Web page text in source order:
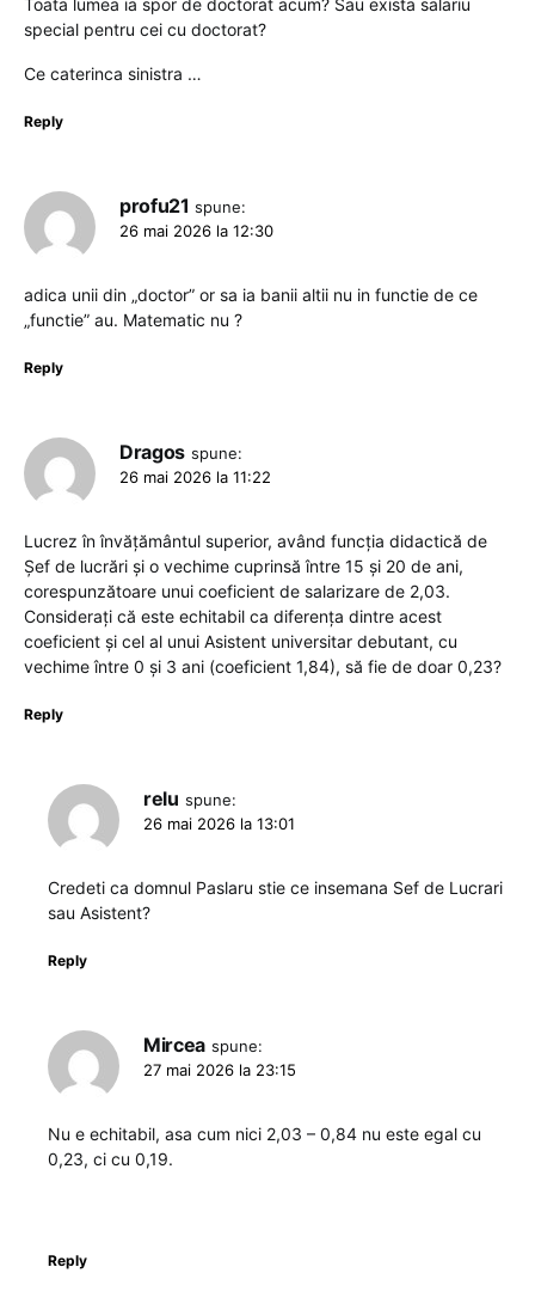
Toata lumea ia spor de doctorat acum? Sau exista salariu
special pentru cei cu doctorat?
Ce caterinca sinistra …
Reply
profu21 spune:
26 mai 2026 la 12:30
adica unii din „doctor” or sa ia banii altii nu in functie de ce
„functie” au. Matematic nu ?
Reply
Dragos spune:
26 mai 2026 la 11:22
Lucrez în învățământul superior, având funcția didactică de
Șef de lucrări și o vechime cuprinsă între 15 și 20 de ani,
corespunzătoare unui coeficient de salarizare de 2,03.
Considerați că este echitabil ca diferența dintre acest
coeficient și cel al unui Asistent universitar debutant, cu
vechime între 0 și 3 ani (coeficient 1,84), să fie de doar 0,23?
Reply
relu spune:
26 mai 2026 la 13:01
Credeti ca domnul Paslaru stie ce insemana Sef de Lucrari
sau Asistent?
Reply
Mircea spune:
27 mai 2026 la 23:15
Nu e echitabil, asa cum nici 2,03 – 0,84 nu este egal cu
0,23, ci cu 0,19.
Reply